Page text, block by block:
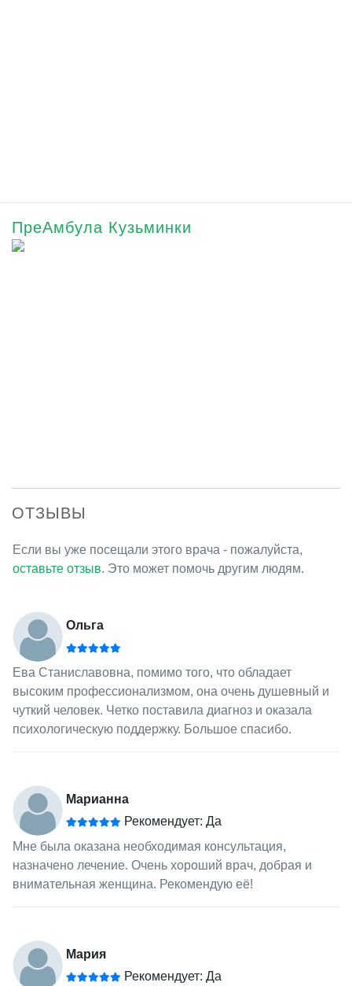
ПреАмбула Кузьминки
ОТЗЫВЫ
Если вы уже посещали этого врача - пожалуйста,
оставьте отзыв. Это может помочь другим людям.
Ольга
Ева Станиславовна, помимо того, что обладает
высоким профессионализмом, она очень душевный и
чуткий человек. Четко поставила диагноз и оказала
психологическую поддержку. Большое спасибо.
Марианна
Рекомендует: Да
Мне была оказана необходимая консультация,
назначено лечение. Очень хороший врач, добрая и
внимательная женщина. Рекомендую её!
Мария
Рекомендует: Да